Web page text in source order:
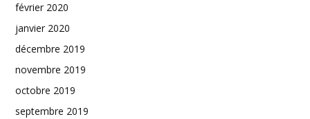
février 2020
janvier 2020
décembre 2019
novembre 2019
octobre 2019
septembre 2019